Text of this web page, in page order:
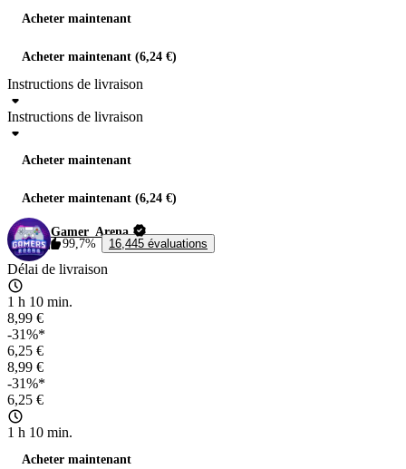
Acheter maintenant
Acheter maintenant (6,24 €)
Instructions de livraison
Instructions de livraison
Acheter maintenant
Acheter maintenant (6,24 €)
Gamer_Arena
99,7%
16,445 évaluations
Délai de livraison
1 h 10 min.
8,99 €
-31%*
6,25 €
8,99 €
-31%*
6,25 €
1 h 10 min.
Acheter maintenant